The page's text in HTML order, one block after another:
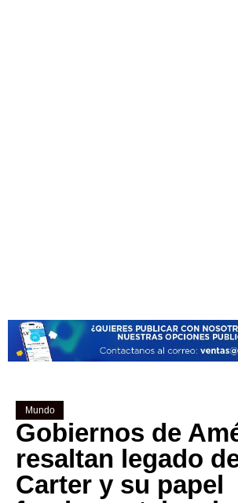
Mundo
Gobiernos de
resaltan legado
Carter y su papel